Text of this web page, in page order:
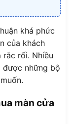
khá phức
của khách
rắc rối. Nhiều
được những bộ
màn cửa